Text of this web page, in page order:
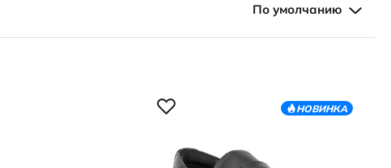
По умолчанию
НОВИНКА